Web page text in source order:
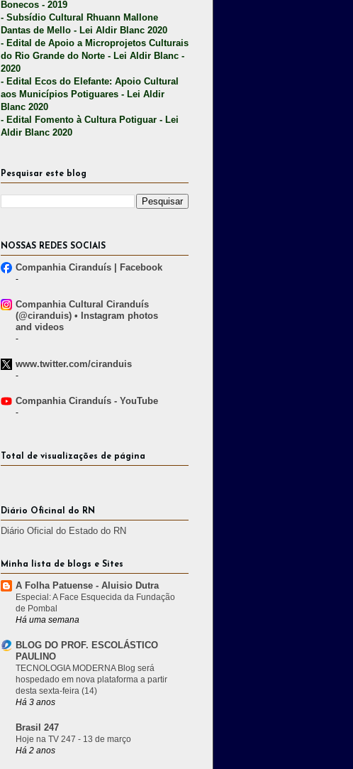
Bonecos - 2019
- Subsídio Cultural Rhuann Mallone
Dantas de Mello - Lei Aldir Blanc 2020
- Edital de Apoio a Microprojetos Culturais
do Rio Grande do Norte - Lei Aldir Blanc -
2020
- Edital Ecos do Elefante: Apoio Cultural
aos Municípios Potiguares - Lei Aldir
Blanc 2020
- Edital Fomento à Cultura Potiguar - Lei
Aldir Blanc 2020
Pesquisar este blog
NOSSAS REDES SOCIAIS
Companhia Ciranduís | Facebook
-
Companhia Cultural Ciranduís
(@ciranduis) • Instagram photos
and videos
-
www.twitter.com/ciranduis
-
Companhia Ciranduís - YouTube
-
Total de visualizações de página
Diário Oficinal do RN
Diário Oficial do Estado do RN
Minha lista de blogs e Sites
A Folha Patuense - Aluisio Dutra
Especial: A Face Esquecida da Fundação
de Pombal
Há uma semana
BLOG DO PROF. ESCOLÁSTICO
PAULINO
TECNOLOGIA MODERNA Blog será
hospedado em nova plataforma a partir
desta sexta-feira (14)
Há 3 anos
Brasil 247
Hoje na TV 247 - 13 de março
Há 2 anos